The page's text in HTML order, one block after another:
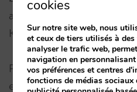
agisse comme source
Knowledge.
Plus de la moitié des
environnements
cookies
Sur notre site web, nous
et ceux de tiers utilisés à
analyser le trafic web,
navigation en
vos préférences et centres
fonctions de médias